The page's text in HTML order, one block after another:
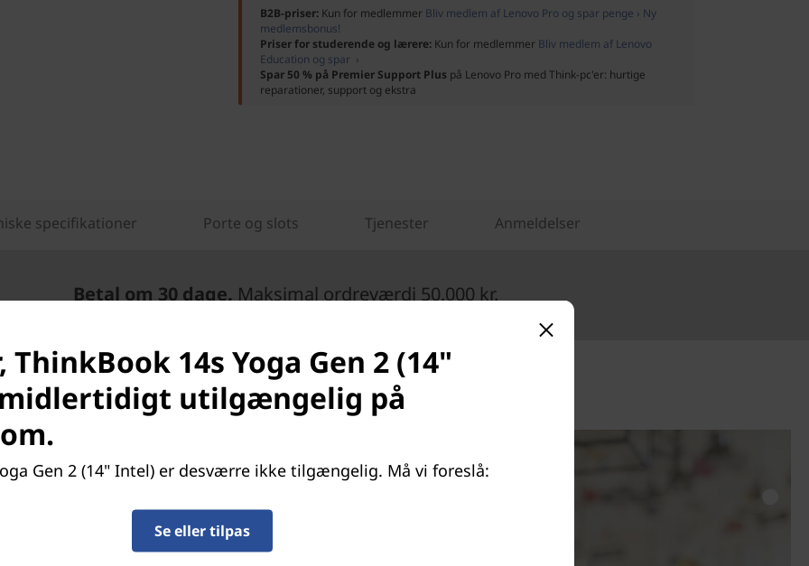
B2B-priser: Kun for medlemmer Bliv medlem af Lenovo Pro og spar penge › Ny
medlemsbonus!
Priser for studerende og lærere: Kun for medlemmer Bliv medlem af Lenovo
Education og spar ›
Spar 50 % på Premier Support Plus på Lenovo Pro med Think-pc'er: hurtige
reparationer, support og ekstra
specifikationer Porte og slots Tjenester Anmeldelser
Betal om 30 dage. Maksimal ordreværdi 50.000 kr.
computer med 12.
ThinkBook 14s Yoga Gen 2 (14"
utilgængelig på
Gen 2 (14" Intel) er desværre ikke tilgængelig. Må vi foreslå:
Se eller tilpas